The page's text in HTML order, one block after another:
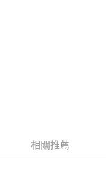
相關推薦